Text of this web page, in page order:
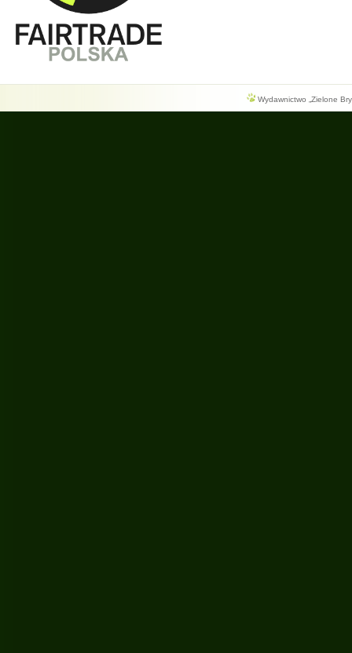
Wydawnictwo „Zielone